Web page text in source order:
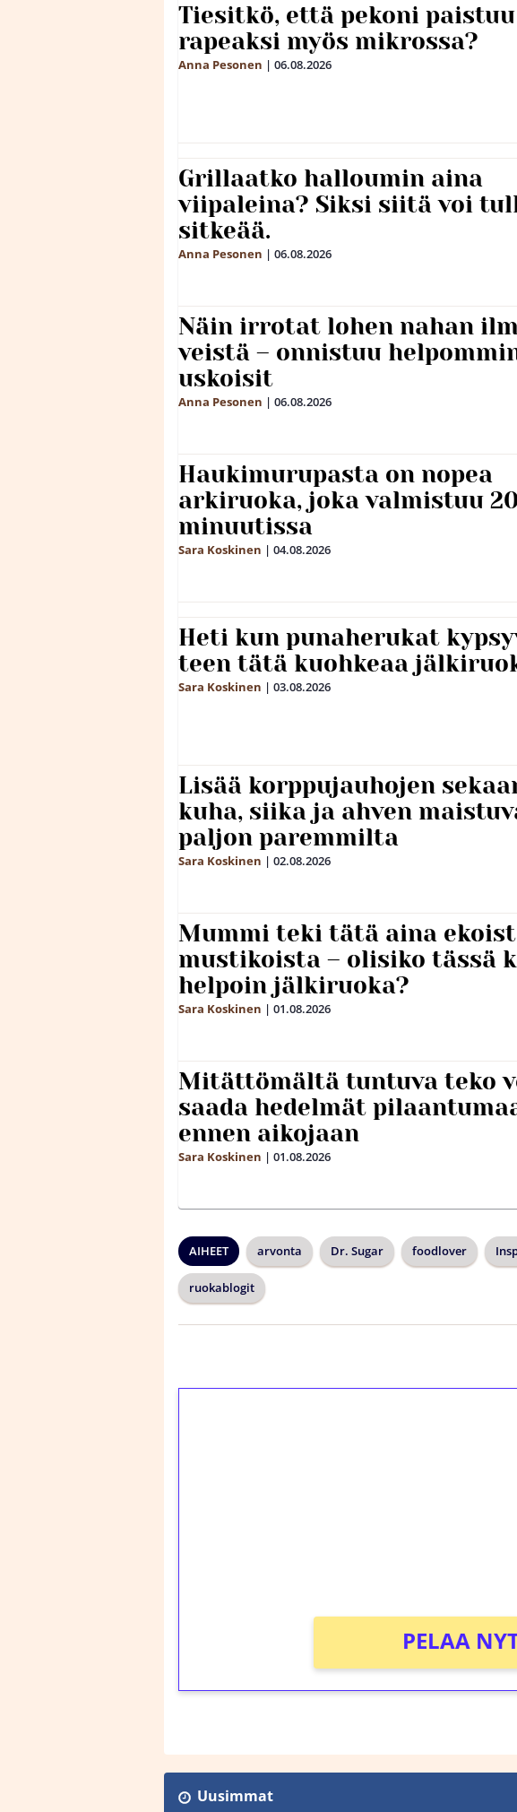
Tiesitkö, että pekoni paistuu
rapeaksi myös mikrossa?
Anna Pesonen | 06.08.2026
Grillaatko halloumin aina
viipaleina? Siksi siitä voi
sitkeää.
Anna Pesonen | 06.08.2026
Näin irrotat lohen nahan
veistä – onnistuu
uskoisit
Anna Pesonen | 06.08.2026
Haukimurupasta on nopea
arkiruoka, joka valmistuu
minuutissa
Sara Koskinen | 04.08.2026
Heti kun punaherukat
teen tätä kuohkeaa
Sara Koskinen | 03.08.2026
Lisää korppujauhojen
kuha, siika ja ahven
paljon paremmilta
Sara Koskinen | 02.08.2026
Mummi teki tätä aina
mustikoista – olisiko tässä
helpoin jälkiruoka?
Sara Koskinen | 01.08.2026
Mitättömältä tuntuva teko
saada hedelmät
ennen aikojaan
Sara Koskinen | 01.08.2026
AIHEET arvonta Dr. Sugar foodlover
ruokablogit
PELAA
Uusimmat